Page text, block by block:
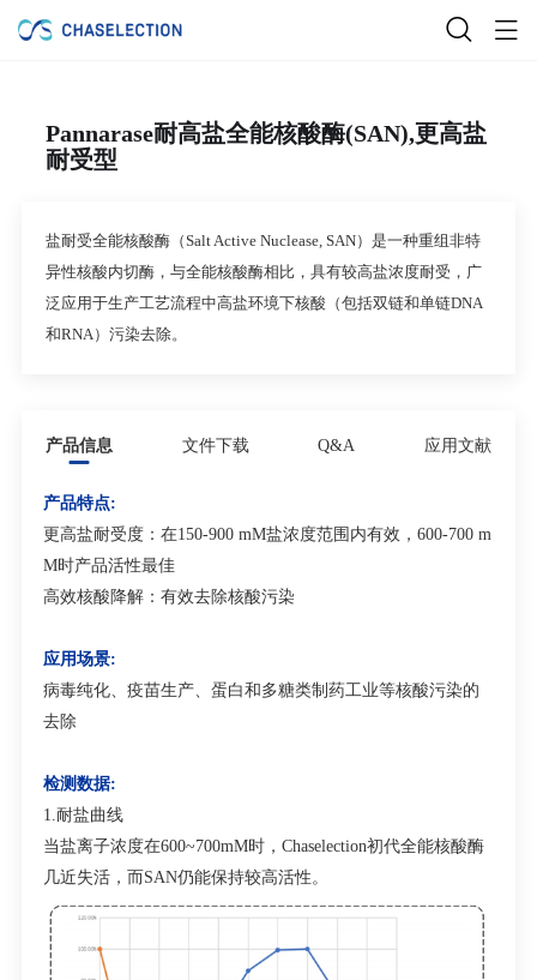
Pannarase耐高盐全能核酸酶(SAN),更高盐
耐受型
盐耐受全能核酸酶（Salt Active Nuclease, SAN）是一种重组非特
异性核酸内切酶，与全能核酸酶相比，具有较高盐浓度耐受，广
泛应用于生产工艺流程中高盐环境下核酸（包括双链和单链DNA
和RNA）污染去除。
产品信息 文件下载 Q&A 应用文献
产品特点:
更高盐耐受度：在150-900 mM盐浓度范围内有效，600-700 m
M时产品活性最佳
高效核酸降解：有效去除核酸污染
应用场景:
病毒纯化、疫苗生产、蛋白和多糖类制药工业等核酸污染的
去除
检测数据:
1.耐盐曲线
当盐离子浓度在600~700mM时，Chaselection初代全能核酸酶
几近失活，而SAN仍能保持较高活性。